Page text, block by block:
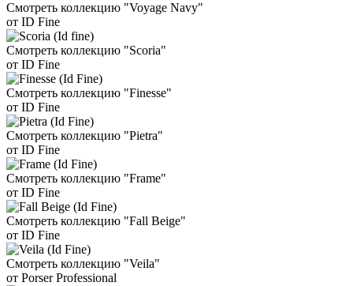
Смотреть коллекцию "Voyage Navy"
от ID Fine
Смотреть коллекцию "Scoria"
от ID Fine
Смотреть коллекцию "Finesse"
от ID Fine
Смотреть коллекцию "Pietra"
от ID Fine
Смотреть коллекцию "Frame"
от ID Fine
Смотреть коллекцию "Fall Beige"
от ID Fine
Смотреть коллекцию "Veila"
от Porser Professional